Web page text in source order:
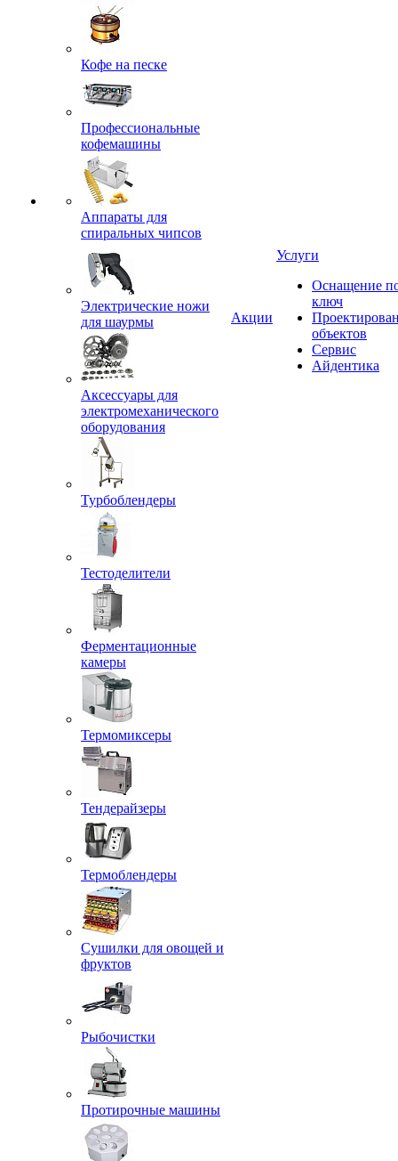
Кофе на песке
Профессиональные
кофемашины
Аппараты для
спиральных чипсов
Электрические ножи
для шаурмы
Аксессуары для
электромеханического
оборудования
Турбоблендеры
Тестоделители
Ферментационные
камеры
Термомиксеры
Тендерайзеры
Термоблендеры
Сушилки для овощей и
фруктов
Рыбочистки
Протирочные машины
Акции
Услуги
Оснащение
ключ
объектов
Сервис
Айдентика